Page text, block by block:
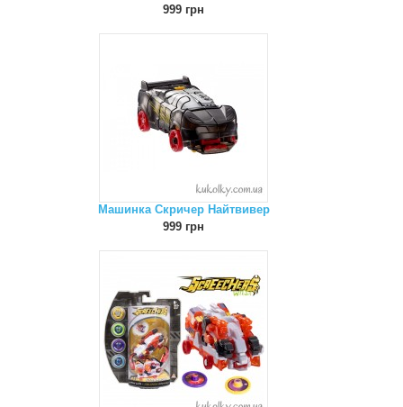
999 грн
Машинка Скричер Найтвивер
999 грн